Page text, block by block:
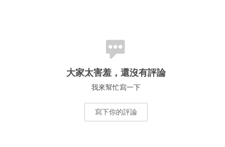
大家太害羞，還沒有評論
我來幫忙寫一下
寫下你的評論